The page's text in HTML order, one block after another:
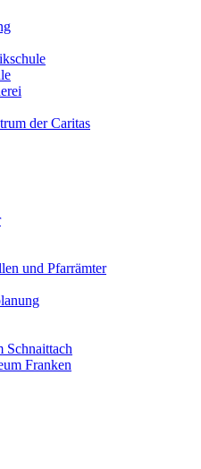
der Caritas
und Pfarrämter
Schnaittach
Franken